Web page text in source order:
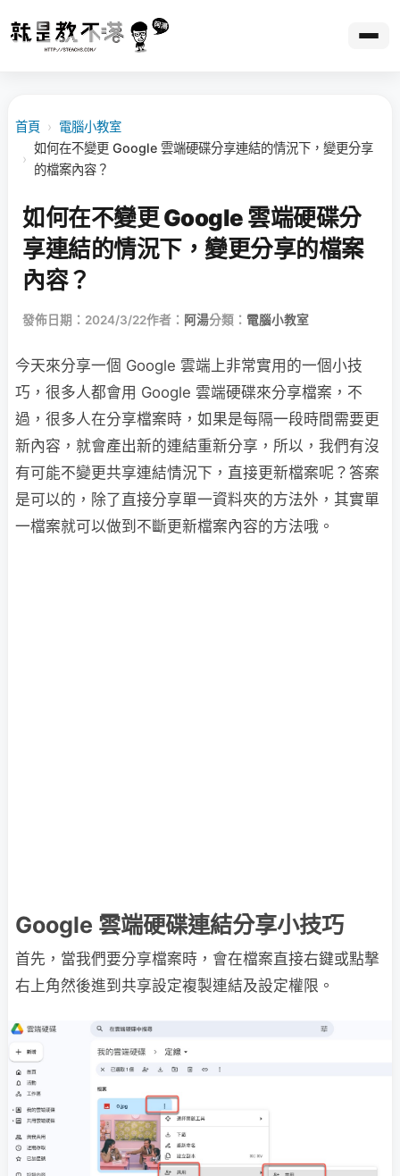
首頁 › 電腦小教室
›
如何在不變更 Google 雲端硬碟分享連結的情況下，變更分享
的檔案內容？
如何在不變更 Google 雲端硬碟分
享連結的情況下，變更分享的檔案
內容？
發佈日期：2024/3/22作者： 阿湯分類： 電腦小教室
今天來分享一個 Google 雲端上非常實用的一個小技
巧，很多人都會用 Google 雲端硬碟來分享檔案，不
過，很多人在分享檔案時，如果是每隔一段時間需要更
新內容，就會產出新的連結重新分享，所以，我們有沒
有可能不變更共享連結情況下，直接更新檔案呢？答案
是可以的，除了直接分享單一資料夾的方法外，其實單
一檔案就可以做到不斷更新檔案內容的方法哦。
Google 雲端硬碟連結分享小技巧
首先，當我們要分享檔案時，會在檔案直接右鍵或點撃
右上角然後進到共享設定複製連結及設定權限。